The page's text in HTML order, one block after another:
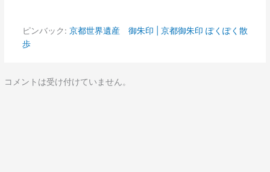
ピンバック: 京都世界遺産 御朱印 | 京都御朱印 ぽくぽく散
歩
コメントは受け付けていません。